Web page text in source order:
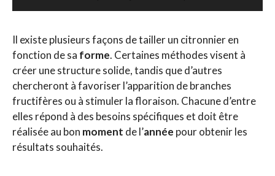
Il existe plusieurs façons de tailler un citronnier en
fonction de sa forme. Certaines méthodes visent à
créer une structure solide, tandis que d’autres
chercheront à favoriser l’apparition de branches
fructifères ou à stimuler la floraison. Chacune d’entre
elles répond à des besoins spécifiques et doit être
réalisée au bon moment de l’année pour obtenir les
résultats souhaités.